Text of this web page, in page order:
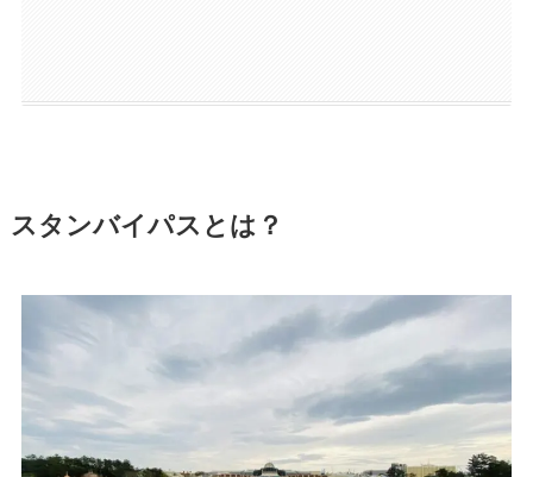
スタンバイパスとは？